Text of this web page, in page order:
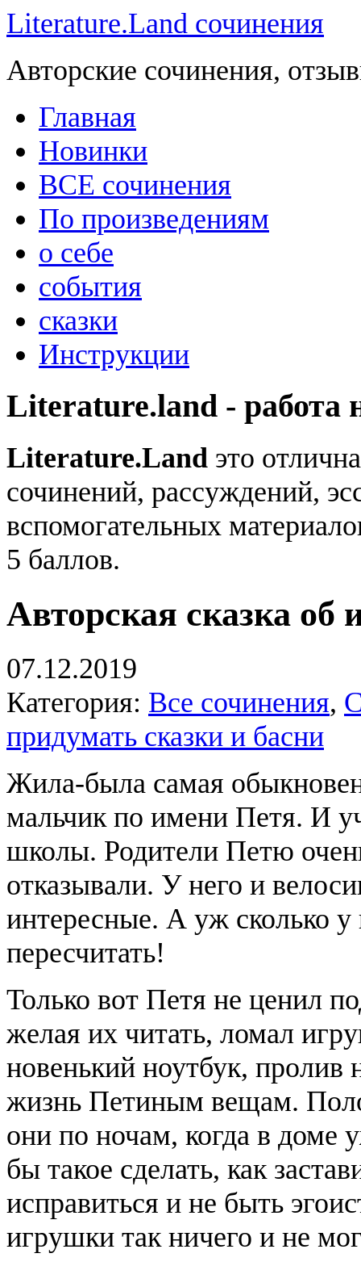
Literature.Land сочинения
Авторские сочинения,
Главная
Новинки
ВСЕ сочинения
По произведениям
о себе
события
сказки
Инструкции
Literature.land - работа
Literature.Land это
сочинений, рассуждений,
вспомогательных
5 баллов.
Авторская сказка об
07.12.2019
Категория: Все сочинения,
придумать сказки и басни
Жила-была самая
мальчик по имени Петя. И
школы. Родители Петю
отказывали. У него и
интересные. А уж сколько
пересчитать!
Только вот Петя не ценил
желая их читать, ломал
новенький ноутбук, пролив
жизнь Петиным вещам.
они по ночам, когда в доме
бы такое сделать, как
исправиться и не быть
игрушки так ничего и не